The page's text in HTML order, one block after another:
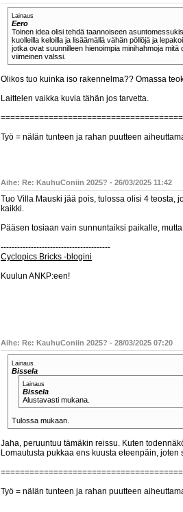
Lainaus
Eero
Toinen idea olisi tehdä taannoiseen
kuolleilla keloilla ja lisäämällä vähän pöllöjä ja
jotka ovat suunnilleen hienoimpia minihahmoja
viimeinen valssi.
Olikos tuo kuinka iso rakennelma?? Omassa
Laittelen vaikka kuvia tähän jos tarvetta.
Työ = nälän tunteen ja rahan puutteen
Aihe: Re: KauhuConiin 2025? - 26/03/2025 11:42
Tuo Villa Mauski jää pois, tulossa olisi 4 teosta,
kaikki.
Pääsen tosiaan vain sunnuntaiksi paikalle,
----------------------------------------
Cyclopics Bricks -blogini
Kuulun ANKP:een!
Aihe: Re: KauhuConiin 2025? - 28/03/2025 07:20
Lainaus
Bissela
Lainaus
Bissela
Alustavasti mukana.
Tulossa mukaan.
Jaha, peruuntuu tämäkin reissu. Kuten
Lomautusta pukkaa ens kuusta eteenpäin,
Työ = nälän tunteen ja rahan puutteen